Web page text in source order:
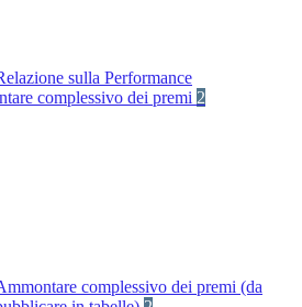
sulla Performance
complessivo dei premi 2
complessivo dei premi (da